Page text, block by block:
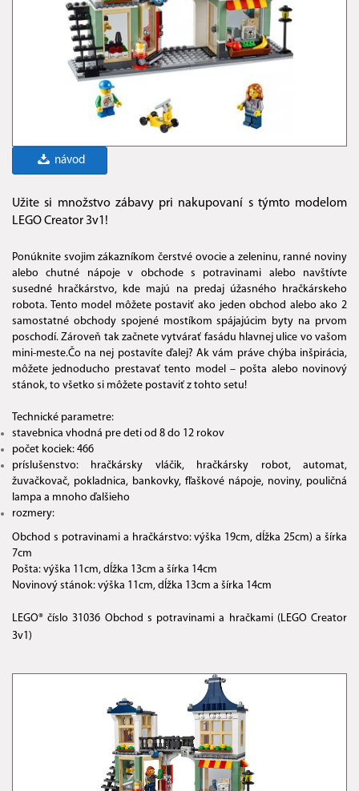
návod
Užite si množstvo zábavy pri nakupovaní s týmto modelom
LEGO Creator 3v1!
Ponúknite svojim zákazníkom čerstvé ovocie a zeleninu, ranné noviny
alebo chutné nápoje v obchode s potravinami alebo navštívte
susedné hračkárstvo, kde majú na predaj úžasného hračkárskeho
robota. Tento model môžete postaviť ako jeden obchod alebo ako 2
samostatné obchody spojené mostíkom spájajúcim byty na prvom
poschodí. Zároveň tak začnete vytvárať fasádu hlavnej ulice vo vašom
mini-meste.Čo na nej postavíte ďalej? Ak vám práve chýba inšpirácia,
môžete jednoducho prestavať tento model – pošta alebo novinový
stánok, to všetko si môžete postaviť z tohto setu!
Technické parametre:
stavebnica vhodná pre deti od 8 do 12 rokov
počet kociek: 466
príslušenstvo: hračkársky vláčik, hračkársky robot, automat,
žuvačkovač, pokladnica, bankovky, fľaškové nápoje, noviny, pouličná
lampa a mnoho ďalšieho
rozmery:
Obchod s potravinami a hračkárstvo: výška 19cm, dĺžka 25cm) a šírka
7cm
Pošta: výška 11cm, dĺžka 13cm a šírka 14cm
Novinový stánok: výška 11cm, dĺžka 13cm a šírka 14cm
LEGO® číslo 31036 Obchod s potravinami a hračkami (LEGO Creator
3v1)